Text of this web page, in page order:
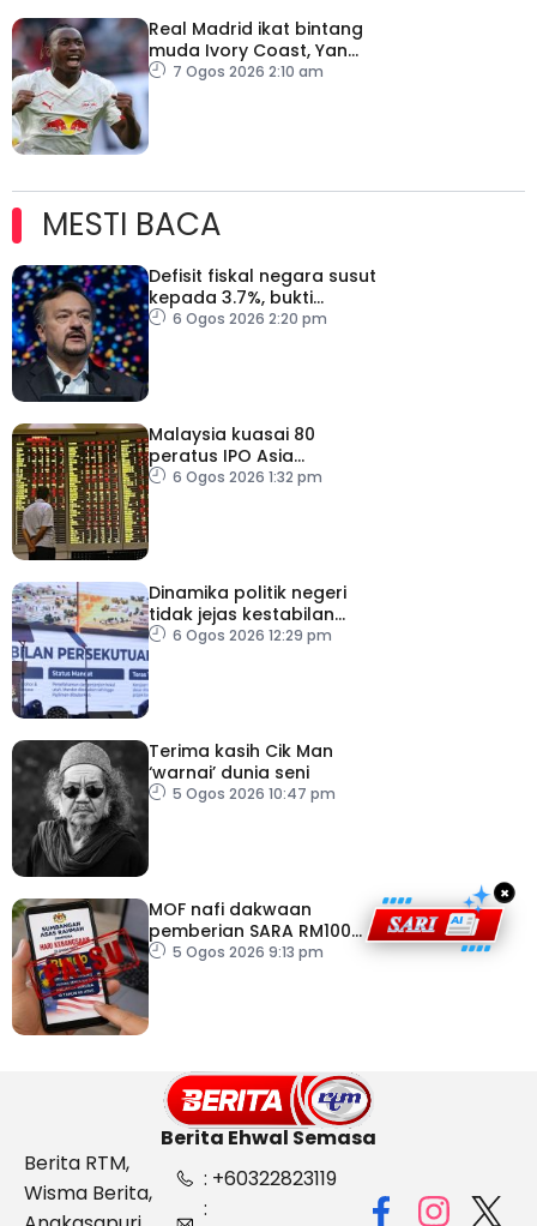
Real Madrid ikat bintang
muda Ivory Coast, Yan
Diomande
7 Ogos 2026 2:10 am
MESTI BACA
Defisit fiskal negara susut
kepada 3.7%, bukti
keyakinan pelabur masih
6 Ogos 2026 2:20 pm
Malaysia kuasai 80
peratus IPO Asia
Tenggara, kumpul AS$1.4
6 Ogos 2026 1:32 pm
Dinamika politik negeri
tidak jejas kestabilan
Kerajaan Perpaduan
6 Ogos 2026 12:29 pm
Terima kasih Cik Man
‘warnai’ dunia seni
5 Ogos 2026 10:47 pm
MOF nafi dakwaan
pemberian SARA RM100
sempena Hari
5 Ogos 2026 9:13 pm
×
Berita Ehwal Semasa
Berita RTM,
Wisma Berita,
: +60322823119
: